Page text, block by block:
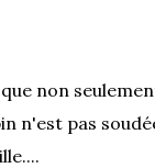
non
n'est pas